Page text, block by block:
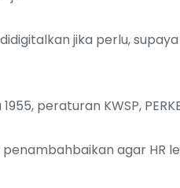
jika perlu,
peraturan KWSP,
agar HR